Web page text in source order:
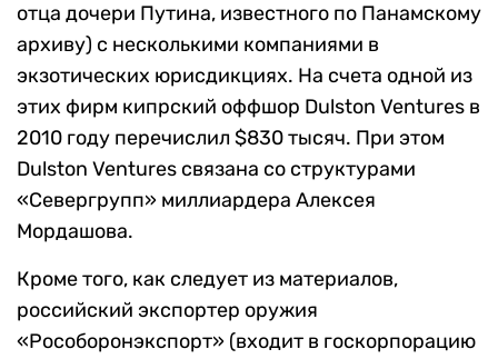
отца дочери Путина, известного по Панамскому
архиву) с несколькими компаниями в
экзотических юрисдикциях. На счета одной из
этих фирм кипрский оффшор Dulston Ventures в
2010 году перечислил $830 тысяч. При этом
Dulston Ventures связана со структурами
«Севергрупп» миллиардера Алексея
Мордашова.
Кроме того, как следует из материалов,
российский экспортер оружия
«Рособоронэкспорт» (входит в госкорпорацию